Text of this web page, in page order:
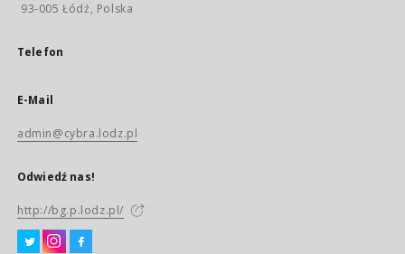
93-005 Łódź, Polska
Telefon
E-Mail
admin@cybra.lodz.pl
Odwiedź nas!
http://bg.p.lodz.pl/